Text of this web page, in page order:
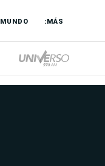
MUNDO :MÁS